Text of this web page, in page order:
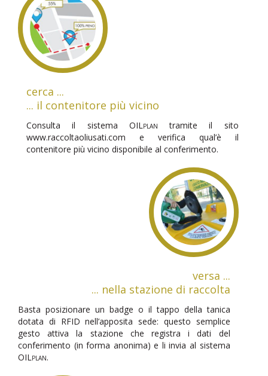
cerca ...
... il contenitore più vicino
Consulta il sistema OILplan tramite il sito
www.raccoltaoliusati.com e verifica qual’è il
contenitore più vicino disponibile al conferimento.
versa ...
... nella stazione di raccolta
Basta posizionare un badge o il tappo della tanica
dotata di RFID nell’apposita sede: questo semplice
gesto attiva la stazione che registra i dati del
conferimento (in forma anonima) e li invia al sistema
OILplan.